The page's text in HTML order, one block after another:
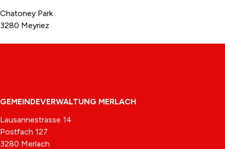
Chatoney Park
3280 Meyriez
GEMEINDEVERWALTUNG MERLACH
Lausannestrasse 14
Postfach 127
3280 Merlach